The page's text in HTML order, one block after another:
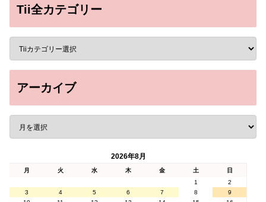
Tii全カテゴリー
アーカイブ
2026年8月
月 火 水 木 金 土
日
1
2
3
4 5 6 7 8
9